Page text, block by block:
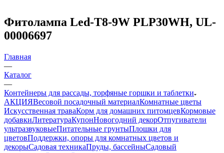
Фитолампа Led-Т8-9W PLP30WH, UL-
00006697
Главная
—
Каталог
—
Контейнеры для рассады, торфяные горшки и таблетки
АКЦИЯВесовой посадочный материалКомнатные цветы
Искусственная траваКорм для домашних питомцевКормовые
добавкиЛитератураКупонНовогодний декорОтпугиватели
ультразвуковыеПитательные грунтыПлошки для
цветовПоддержки, опоры для комнатных цветов и
декорыСадовая техникаПруды, бассейныСадовый